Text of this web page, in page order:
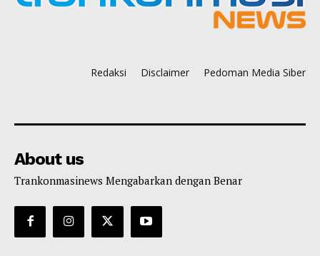
Redaksi Disclaimer Pedoman Media Siber
About us
Trankonmasinews Mengabarkan dengan Benar